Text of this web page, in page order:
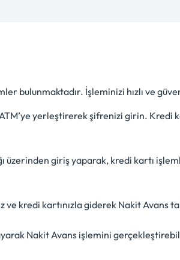
bulunmaktadır. İşleminizi hızlı ve
ATM’ye yerleştirerek şifrenizi girin.
üzerinden giriş yaparak, kredi kartı
ve kredi kartınızla giderek Nakit Avans
Nakit Avans işlemini